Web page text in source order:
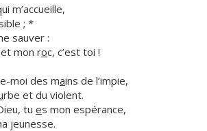
m’accueille,
; *
sauver :
mon roc, c’est toi !
moi des mains de l’impie,
rbe et du violent.
tu es mon espérance,
jeunesse.